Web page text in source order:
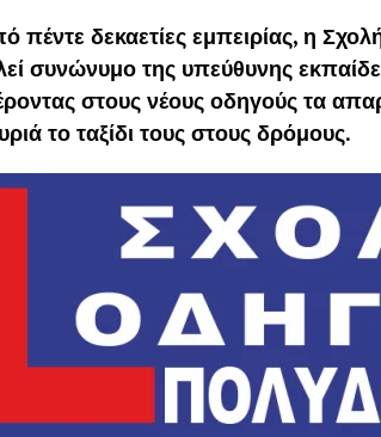
πέντε δεκαετίες εμπειρίας, η
συνώνυμο της υπεύθυνης
στους νέους οδηγούς τα
το ταξίδι τους στους δρόμους.